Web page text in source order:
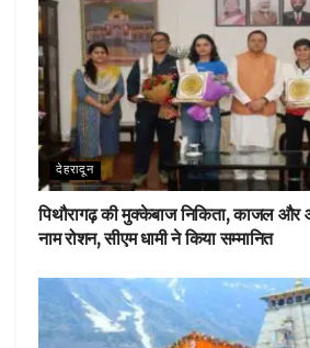
देहरादून
पिथौरागढ़ की मुक्केबाज निकिता, काजल और
नाम रोशन, सीएम धामी ने किया सम्मानित